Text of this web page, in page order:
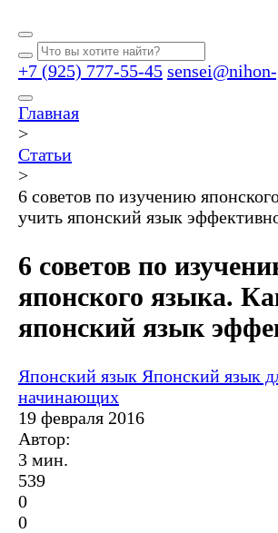
+7 (925) 777-55-45
Главная
>
Статьи
>
6 советов по изучению
учить японский язык
6 советов по
японского языка.
японский язык
Японский язык Японский язык
начинающих
19 февраля 2016
Автор:
3 мин.
539
0
0